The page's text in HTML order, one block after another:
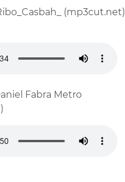
(mp3cut.net)
Fabra Metro